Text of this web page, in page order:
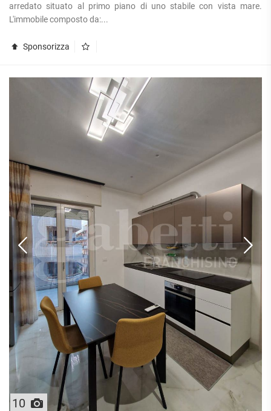
arredato situato al primo piano di uno stabile con vista mare.
L'immobile composto da:...
Sponsorizza
10